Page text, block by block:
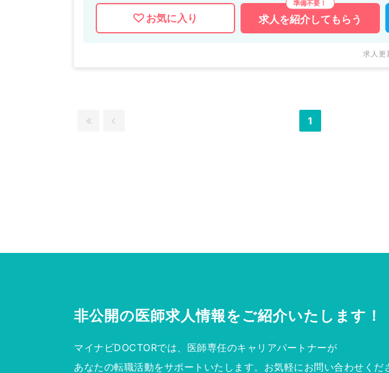
お気に入り 求人を紹介してもらう
求人
1
非公開の医師求人情報をご紹介いたします！
マイナビDOCTORでは、医師専任のキャリアパートナーが
あなたの転職活動をサポートいたします。お気軽にお問い合わせくだ